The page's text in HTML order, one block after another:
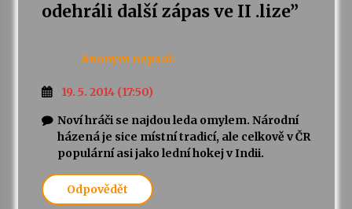
odehráli další zápas ve II .lize”
Anonym napsal:
19. 5. 2014 (17:50)
Noví hráči se najdou leda omylem. Národní
házená je sice místní tradicí, ale celkově v ČR
populární asi jako lední hokej v Indii.
Odpovědět